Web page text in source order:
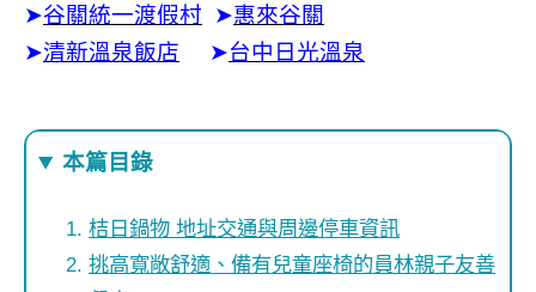
➤谷關統一渡假村 ➤惠來谷關
➤清新溫泉飯店 ➤台中日光溫泉
本篇目錄
桔日鍋物 地址交通與周邊停車資訊
挑高寬敞舒適、備有兒童座椅的員林親子友善